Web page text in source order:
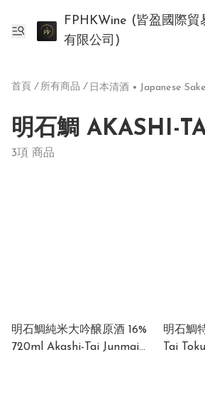
FPHKWine (皆盈國際貿易
有限公司)
首頁 / 所有商品 / 日本清酒 • Japanese Sake
明石鯛 AKASHI-
3項 商品
明石鯛純米大吟醸原酒 16%
720ml Akashi-Tai Junmai
明石鯛
Tai